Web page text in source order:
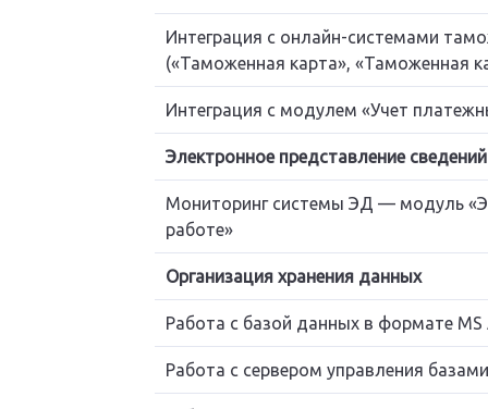
Интеграция с онлайн-системами
(«Таможенная карта», «Таможенная
Интеграция с модулем «Учет
Электронное представление
Мониторинг системы ЭД — модуль
работе»
Организация хранения данных
Работа с базой данных в формате MS
Работа с сервером управления